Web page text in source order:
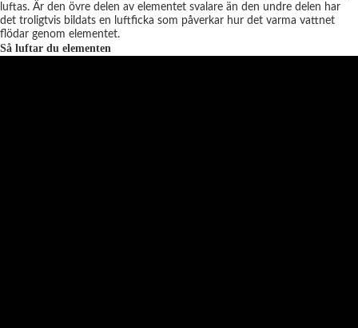
luftas. Är den övre delen av elementet svalare än den undre delen har
det troligtvis bildats en luftficka som påverkar hur det varma vattnet
flödar genom elementet.
Så luftar du elementen